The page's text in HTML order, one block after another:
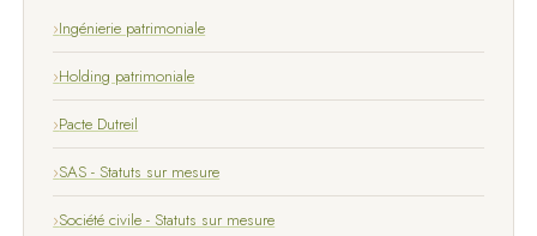
Ingénierie patrimoniale
Holding patrimoniale
Pacte Dutreil
SAS - Statuts sur mesure
Société civile - Statuts sur mesure